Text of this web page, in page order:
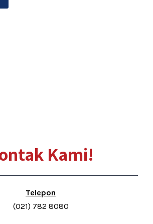
Kami!
Telepon
(021) 782 8080